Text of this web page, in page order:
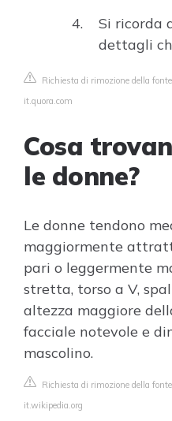
Si ricorda
dettagli
Richiesta di rimozione della fonte
it.quora.com
Cosa
le donne?
Le donne tendono
maggiormente
pari o leggermente
stretta, torso a V,
altezza maggiore
facciale notevole e
mascolino.
Richiesta di rimozione della fonte
it.wikipedia.org